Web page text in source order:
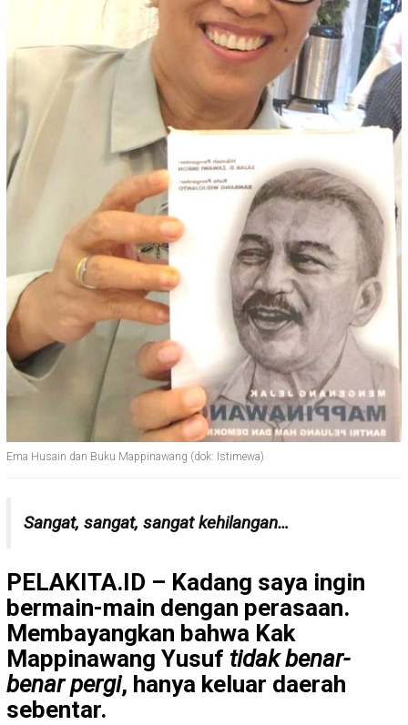
Ema Husain dan Buku Mappinawang (dok: Istimewa)
Sangat, sangat, sangat kehilangan…
PELAKITA.ID – Kadang saya ingin
bermain-main dengan perasaan.
Membayangkan bahwa Kak
Mappinawang Yusuf tidak benar-
benar pergi, hanya keluar daerah
sebentar.